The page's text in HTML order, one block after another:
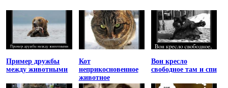
Пример дружбы
между животными
Кот
неприкосновенное
животное
Вон кресло
свободное там и спи